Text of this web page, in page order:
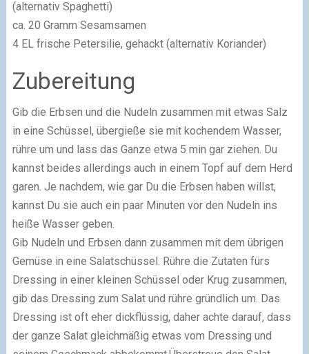
(alternativ Spaghetti)
ca. 20 Gramm Sesamsamen
4 EL frische Petersilie, gehackt (alternativ Koriander)
Zubereitung
Gib die Erbsen und die Nudeln zusammen mit etwas Salz
in eine Schüssel, übergieße sie mit kochendem Wasser,
rühre um und lass das Ganze etwa 5 min gar ziehen. Du
kannst beides allerdings auch in einem Topf auf dem Herd
garen. Je nachdem, wie gar Du die Erbsen haben willst,
kannst Du sie auch ein paar Minuten vor den Nudeln ins
heiße Wasser geben.
Gib Nudeln und Erbsen dann zusammen mit dem übrigen
Gemüse in eine Salatschüssel. Rühre die Zutaten fürs
Dressing in einer kleinen Schüssel oder Krug zusammen,
gib das Dressing zum Salat und rühre gründlich um. Das
Dressing ist oft eher dickflüssig, daher achte darauf, dass
der ganze Salat gleichmäßig etwas vom Dressing und